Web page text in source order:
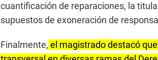
cuantificación de reparaciones, la
supuestos de exoneración de
Finalmente, el magistrado destacó